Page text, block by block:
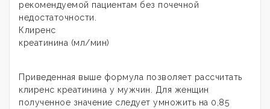
рекомендуемой пациентам без почечной
недостаточности.
Клиренс
креатинина (мл/мин)
Приведенная выше формула позволяет рассчитать
клиренс креатинина у мужчин. Для женщин
полученное значение следует умножить на 0,85